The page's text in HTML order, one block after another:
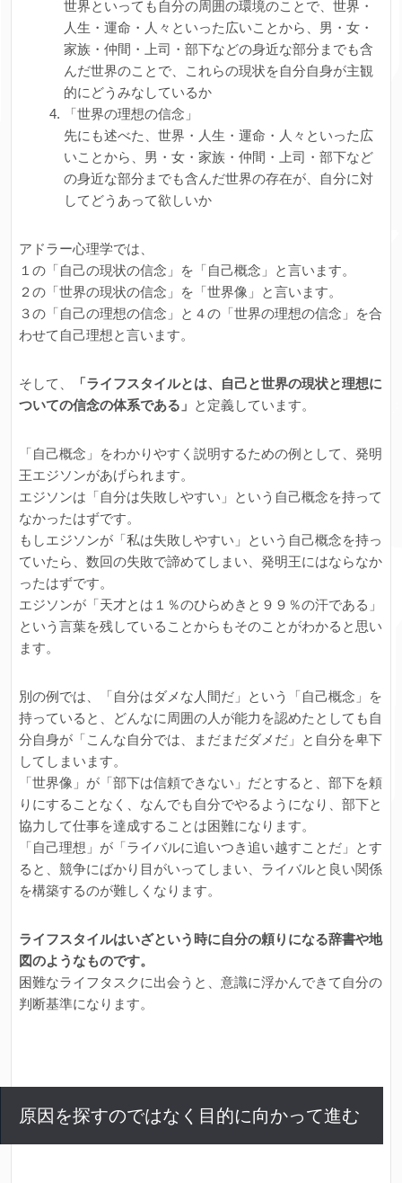
世界といっても自分の周囲の環境のことで、世界・
人生・運命・人々といった広いことから、男・女・
家族・仲間・上司・部下などの身近な部分までも含
んだ世界のことで、これらの現状を自分自身が主観
的にどうみなしているか
「世界の理想の信念」
先にも述べた、世界・人生・運命・人々といった広
いことから、男・女・家族・仲間・上司・部下など
の身近な部分までも含んだ世界の存在が、自分に対
してどうあって欲しいか
アドラー心理学では、
１の「自己の現状の信念」を「自己概念」と言います。
２の「世界の現状の信念」を「世界像」と言います。
３の「自己の理想の信念」と４の「世界の理想の信念」を合
わせて自己理想と言います。
そして、
「ライフスタイルとは、自己と世界の現状と理想に
ついての信念の体系である」 と定義しています。
「自己概念」をわかりやすく説明するための例として、発明
王エジソンがあげられます。
エジソンは「自分は失敗しやすい」という自己概念を持って
なかったはずです。
もしエジソンが「私は失敗しやすい」という自己概念を持っ
ていたら、数回の失敗で諦めてしまい、発明王にはならなか
ったはずです。
エジソンが「天才とは１％のひらめきと９９％の汗である」
という言葉を残していることからもそのことがわかると思い
ます。
別の例では、「自分はダメな人間だ」という「自己概念」を
持っていると、どんなに周囲の人が能力を認めたとしても自
分自身が「こんな自分では、まだまだダメだ」と自分を卑下
してしまいます。
「世界像」が「部下は信頼できない」だとすると、部下を頼
りにすることなく、なんでも自分でやるようになり、部下と
協力して仕事を達成することは困難になります。
「自己理想」が「ライバルに追いつき追い越すことだ」とす
ると、競争にばかり目がいってしまい、ライバルと良い関係
を構築するのが難しくなります。
ライフスタイルはいざという時に自分の頼りになる辞書や地
図のようなものです。
困難なライフタスクに出会うと、意識に浮かんできて自分の
判断基準になります。
原因を探すのではなく目的に向かって進む